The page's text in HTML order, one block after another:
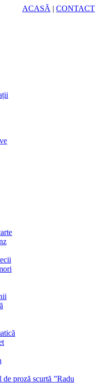
ACASĂ | CONTACT
proză scurtă ”Radu